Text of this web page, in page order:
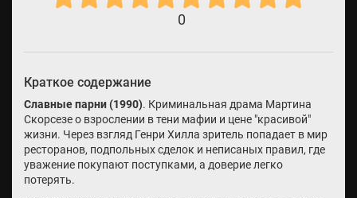
0
Краткое содержание
Славные парни (1990). Криминальная драма Мартина
Скорсезе о взрослении в тени мафии и цене "красивой"
жизни. Через взгляд Генри Хилла зритель попадает в мир
ресторанов, подпольных сделок и неписаных правил, где
уважение покупают поступками, а доверие легко
потерять.